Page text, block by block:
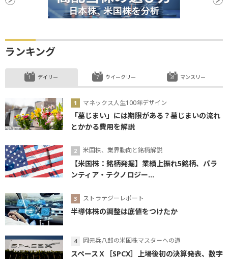
ランキング
デイリー
マネックス人生100年デザイン
「墓じまい」には期限がある？墓じまいの流れ
とかかる費用を解説
米国株、業界動向と銘柄解説
【米国株：銘柄発掘】業績上振れ5銘柄、パラ
ンティア・テクノロジー...
ストラテジーレポート
半導体株の調整は底値をつけたか
岡元兵八郎の米国株マスターへの道
スペースＸ［SPCX］上場後初の決算発表、数字
ウイークリー マンスリー